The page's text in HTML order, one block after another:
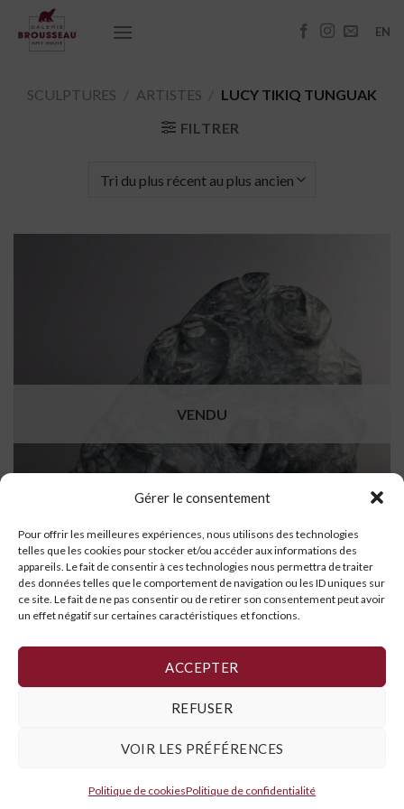
Gérer le consentement
Pour offrir les meilleures expériences, nous utilisons des technologies
telles que les cookies pour stocker et/ou accéder aux informations des
appareils. Le fait de consentir à ces technologies nous permettra de traiter
des données telles que le comportement de navigation ou les ID uniques sur
ce site. Le fait de ne pas consentir ou de retirer son consentement peut avoir
un effet négatif sur certaines caractéristiques et fonctions.
ACCEPTER
REFUSER
VOIR LES PRÉFÉRENCES
Politique de cookiesPolitique de confidentialité
Passer
contenu
EN
SCULPTURES ARTISTES
LUCY TIKIQ TUNGUAK
FILTRER
VENDU
LIRE LA SUITE
Politique de cookies,Déclaration de confidentialité
Copyright 2026 ©Galerie Art Inuit Brousseau